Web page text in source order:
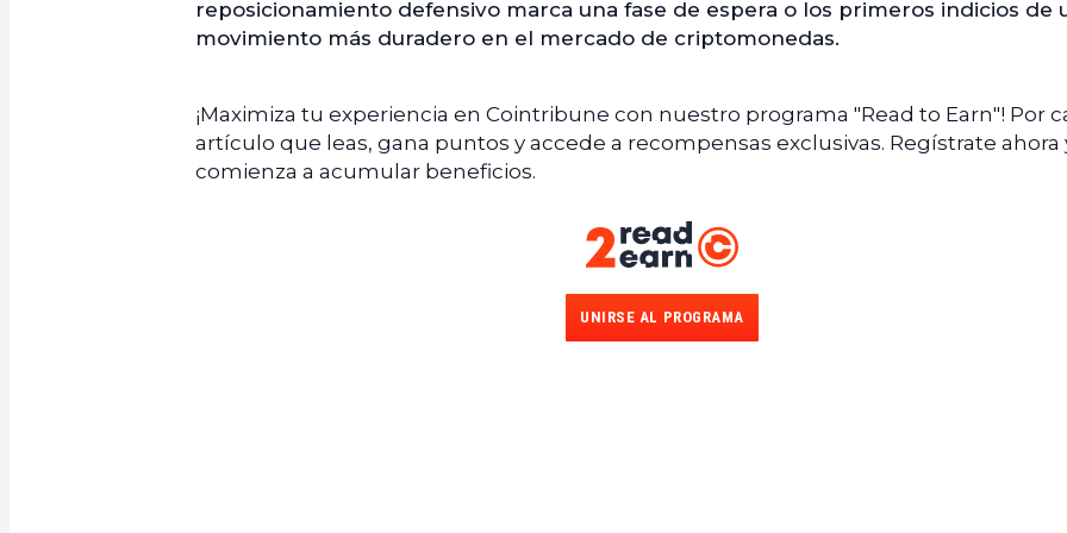
reposicionamiento defensivo marca una fase de espera o los primeros indicios de
movimiento más duradero en el mercado de criptomonedas.
¡Maximiza tu experiencia en Cointribune con nuestro programa "Read to Earn"! Por
artículo que leas, gana puntos y accede a recompensas exclusivas. Regístrate ahora
comienza a acumular beneficios.
UNIRSE AL PROGRAMA